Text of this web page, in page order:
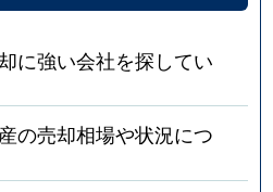
に強い会社を探してい
の売却相場や状況につ